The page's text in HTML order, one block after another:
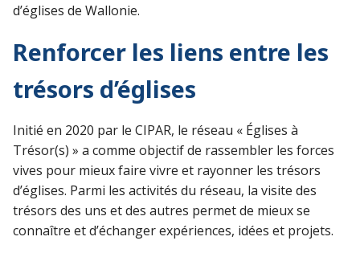
d’églises de Wallonie.
Renforcer les liens entre les
trésors d’églises
Initié en 2020 par le CIPAR, le réseau « Églises à
Trésor(s) » a comme objectif de rassembler les forces
vives pour mieux faire vivre et rayonner les trésors
d’églises. Parmi les activités du réseau, la visite des
trésors des uns et des autres permet de mieux se
connaître et d’échanger expériences, idées et projets.